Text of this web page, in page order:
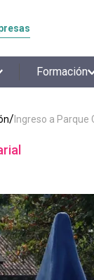
Formación
Ingreso a Parque